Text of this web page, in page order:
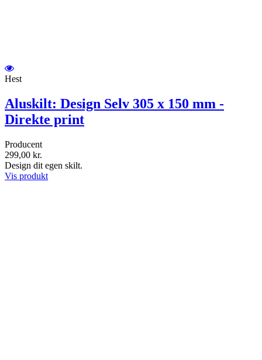
Hest
Aluskilt: Design Selv 305 x 150 mm -
Direkte print
Producent
299,00 kr.
Design dit egen skilt.
Vis produkt